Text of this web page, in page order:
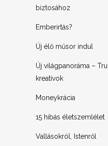
biztosához
Emberirtás?
Új élő műsor indul
Új világpanoráma –
kreatívok
Moneykrácia
15 hibás életszemlélet
Vallásokról, Istenről